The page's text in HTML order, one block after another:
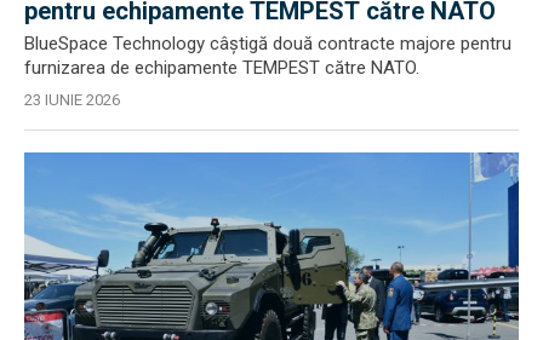
pentru echipamente TEMPEST către NATO
BlueSpace Technology câștigă două contracte majore pentru
furnizarea de echipamente TEMPEST către NATO.
23 IUNIE 2026